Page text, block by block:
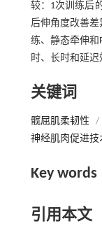
较：1次训练后
后伸角度改善差
练、静态牵伸和
时、长时和延迟
关键词
髋屈肌柔韧性 /
神经肌肉促进技
Key words
引用本文